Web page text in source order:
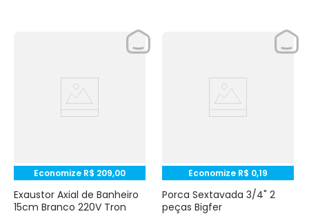
Economize R$ 209,00
Exaustor Axial de Banheiro
15cm Branco 220V Tron
Economize R$ 0,19
Porca Sextavada 3/4" 2
peças Bigfer